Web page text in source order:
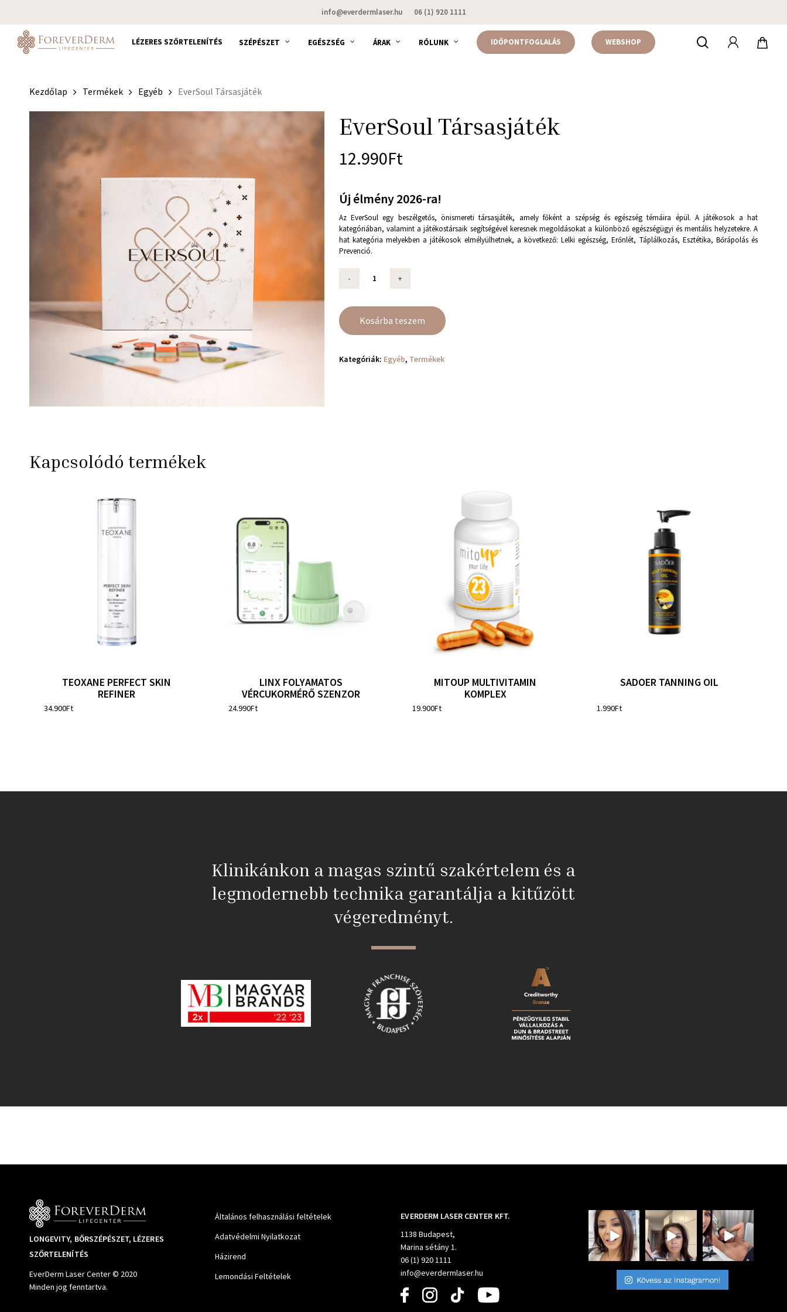
to
main
content
info@everdermlaser.hu 06 (1) 920 1111
LÉZERES SZŐRTELENÍTÉS SZÉPÉSZET EGÉSZSÉG ÁRAK RÓLUNK IDŐPONTFOGLALÁS WEBSHOP keresés
Kezdőlap Termékek Egyéb EverSoul Társasjáték
EverSoul Társasjáték
12.990Ft
Új élmény 2026-ra!
Az EverSoul egy beszélgetős, önismereti társasjáték, amely főként a szépség és egészség témáira épül. A játékosok a hat
kategóriában, valamint a játékostársaik segítségével keresnek megoldásokat a különböző egészségügyi és mentális helyzetekre. A
hat kategória melyekben a játékosok elmélyülhetnek, a következő: Lelki egészség, Erőnlét, Táplálkozás, Esztétika, Bőrápolás és
Prevenció.
Kosárba teszem
Kategóriák: Egyéb, Termékek
Kapcsolódó termékek
TEOXANE PERFECT SKIN
REFINER
34.900Ft
LINX FOLYAMATOS
VÉRCUKORMÉRŐ SZENZOR
24.990Ft
MITOUP MULTIVITAMIN
KOMPLEX
19.900Ft
SADOER TANNING OIL
1.990Ft
Klinikánkon a magas szintű szakértelem és a
legmodernebb technika garantálja a kitűzött
végeredményt.
LONGEVITY, BŐRSZÉPÉSZET, LÉZERES
SZŐRTELENÍTÉS
EverDerm Laser Center © 2020
Minden jog fenntartva.
Általános felhasználási feltételek
Adatvédelmi Nyilatkozat
Házirend
Lemondási Feltételek
EVERDERM LASER CENTER KFT.
1138 Budapest,
Marina sétány 1.
06 (1) 920 1111
info@everdermlaser.hu